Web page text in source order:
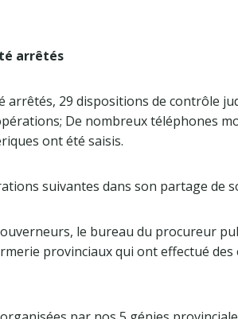
arrêtés
arrêtés, 29 dispositions de contrôle
De nombreux téléphones
ont été saisis.
suivantes dans son partage de
le bureau du procureur
provinciaux qui ont effectué